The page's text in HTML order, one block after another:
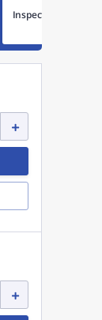
Inspectiecamera